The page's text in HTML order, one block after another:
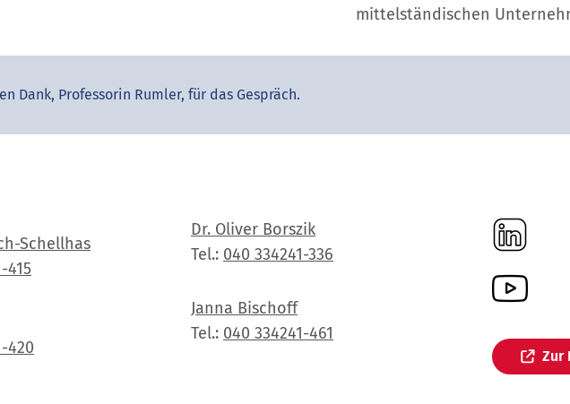
mittelständischen
Dank, Professorin Rumler, für das Gespräch.
-Schellhas
415
420
Dr. Oliver Borszik
Tel.: 040 334241-336
Janna Bischoff
Tel.: 040 334241-461
Zur